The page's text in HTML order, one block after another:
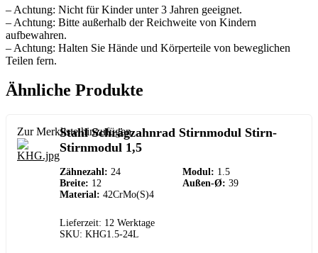
– Achtung: Nicht für Kinder unter 3 Jahren geeignet.
– Achtung: Bitte außerhalb der Reichweite von Kindern
aufbewahren.
– Achtung: Halten Sie Hände und Körperteile von beweglichen
Teilen fern.
Ähnliche Produkte
Zur Merkliste hinzufügen
Stahl Schrägzahnrad Stirnmodul Stirn-
Stirnmodul 1,5
Zähnezahl: 24 Modul: 1.5
Breite: 12 Außen-Ø: 39
Material: 42CrMo(S)4
Lieferzeit: 12 Werktage
SKU: KHG1.5-24L